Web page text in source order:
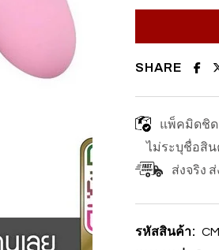
SHARE
แพ็คมิดชิด
ไม่ระบุชื่อสิ
ส่งจริง
รหัสสินค้า: